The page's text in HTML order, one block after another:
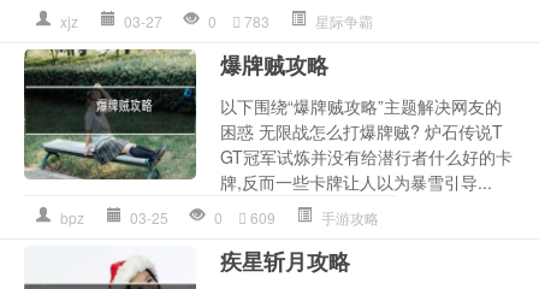
xjz 03-27 0 783 星际争霸
爆牌贼攻略
以下围绕“爆牌贼攻略”主题解决网友的
困惑 无限战怎么打爆牌贼? 炉石传说T
GT冠军试炼并没有给潜行者什么好的卡
牌,反而一些卡牌让人以为暴雪引导...
bpz 03-25 0 609 手游攻略
疾星斩月攻略